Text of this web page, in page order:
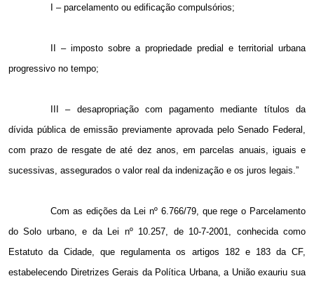
I – parcelamento ou edificação compulsórios;
II – imposto sobre a propriedade predial e territorial urbana
progressivo no tempo;
III – desapropriação com pagamento mediante títulos da
dívida pública de emissão previamente aprovada pelo Senado Federal,
com prazo de resgate de até dez anos, em parcelas anuais, iguais e
sucessivas, assegurados o valor real da indenização e os juros legais.”
Com as edições da Lei nº 6.766/79, que rege o Parcelamento
do Solo urbano, e da Lei nº 10.257, de 10-7-2001, conhecida como
Estatuto da Cidade, que regulamenta os artigos 182 e 183 da CF,
estabelecendo Diretrizes Gerais da Política Urbana, a União exauriu sua